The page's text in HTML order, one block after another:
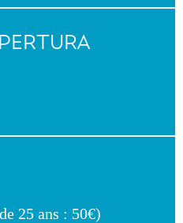
25 ans : 50€)